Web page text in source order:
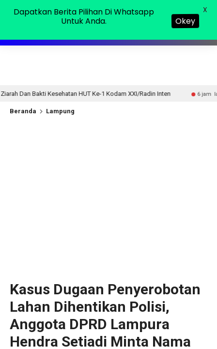
Ke-1 Kodam XXI/Radin Inten 6 jam lalu Sensus Ekonomi
Beranda Lampung
Kasus Dugaan Penyerobotan
Lahan Dihentikan Polisi,
Anggota DPRD Lampura
Hendra Setiadi Minta Nama
Dapatkan Berita Pilihan Di Whatsapp
Untuk Anda.
Okey
X